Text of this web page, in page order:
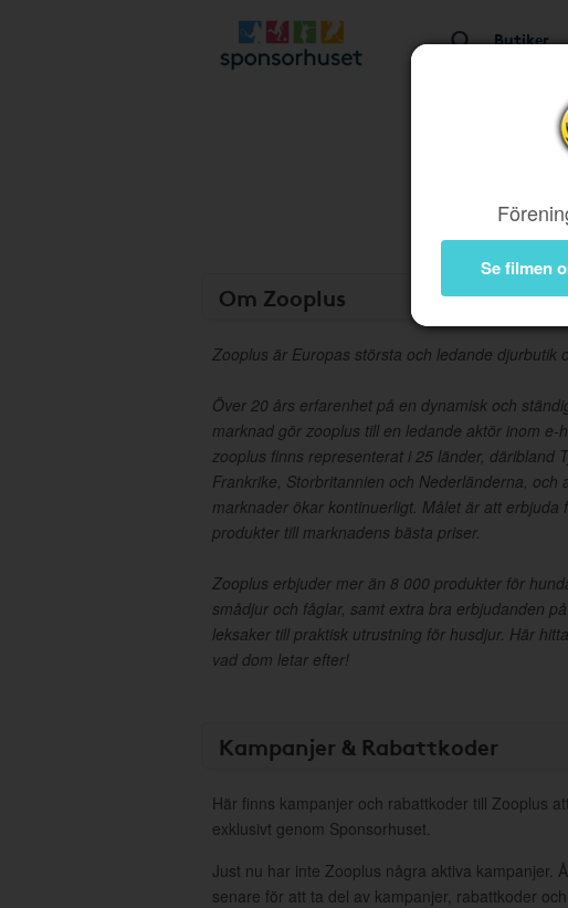
Butiker
Se filmen
Om Zooplus
Zooplus är Europas största och ledande djurbutik
Över 20 års erfarenhet på en dynamisk och
marknad gör zooplus till en ledande aktör inom e-
zooplus finns representerat i 25 länder, däribland
Frankrike, Storbritannien och Nederländerna, och
marknader ökar kontinuerligt. Målet är att erbjuda
produkter till marknadens bästa priser.
Zooplus erbjuder mer än 8 000 produkter för
smådjur och fåglar, samt extra bra erbjudanden
leksaker till praktisk utrustning för husdjur. Här
vad dom letar efter!
Kampanjer & Rabattkoder
Här finns kampanjer och rabattkoder till Zooplus
exklusivt genom Sponsorhuset.
Just nu har inte Zooplus några aktiva kampanjer.
senare för att ta del av kampanjer, rabattkoder